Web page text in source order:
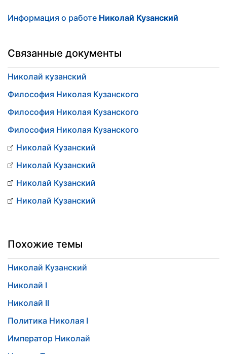
Информация о работе Николай Кузанский
Связанные документы
Николай кузанский
Философия Николая Кузанского
Философия Николая Кузанского
Философия Николая Кузанского
Николай Кузанский
Николай Кузанский
Николай Кузанский
Николай Кузанский
Похожие темы
Николай Кузанский
Николай I
Николай II
Политика Николая I
Император Николай